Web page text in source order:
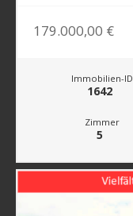
179.000,00 €
Immobilien-ID
1642
Zimmer
5